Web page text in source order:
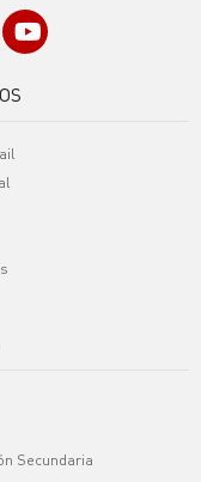
Secundaria